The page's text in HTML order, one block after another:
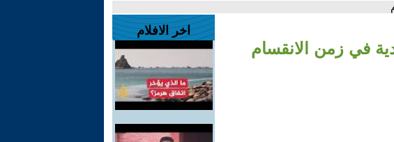
في زمن الانقسام
اخر الافلام